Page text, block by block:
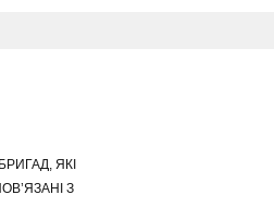
МІЖНАРОДНИЙ ДЕНЬ СІМ’Ї
ОБЛАСТІ З ПРОФЕСІЙНИМ
ЯКІ
З